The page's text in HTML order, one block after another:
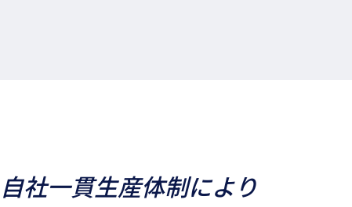
自社一貫生産体制により